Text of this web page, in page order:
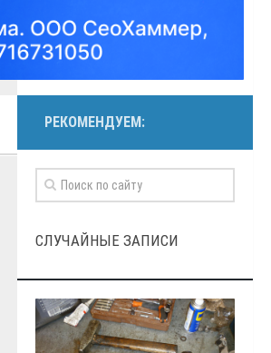
РЕКОМЕНДУЕМ:
СЛУЧАЙНЫЕ ЗАПИСИ